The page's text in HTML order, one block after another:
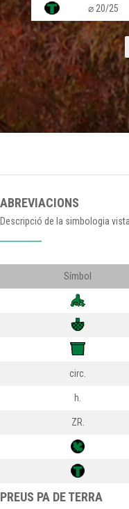
⌀ 20/25
ABREVIACIONS
Descripció de la simbologia
Símbol
circ.
h.
ZR.
PREUS PA DE TERRA